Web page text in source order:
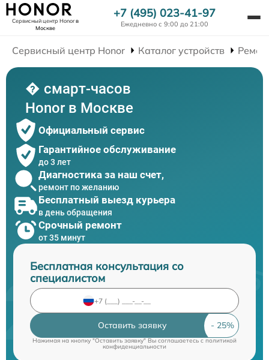
Сервисный центр Honorв
Москве
+7 (495) 023-41-97
Ежедневно с 9:00 до 21:00
Сервисный центр Honor Каталог устройств
� смарт-часов
Honor в Москве
Официальный сервис
Гарантийное обслуживание
до 3 лет
Диагностика за наш счет,
ремонт по желанию
Бесплатный выезд курьера
в день обращения
Срочный ремонт
от 35 минут
Бесплатная консультация со
специалистом
Оставить заявку
Нажимая на кнопку "Оставить заявку" Вы соглашаетесь cполитикой
конфиденциальности